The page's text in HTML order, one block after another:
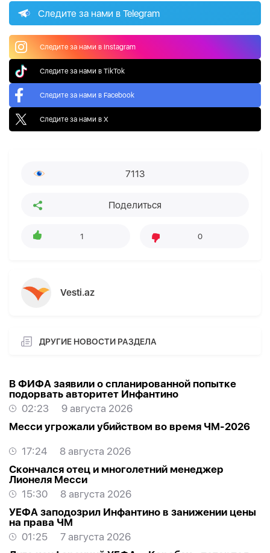
Следите за нами в Telegram
Следите за нами в Instagram
Следите за нами в TikTok
Следите за нами в Facebook
Следите за нами в X
7113
Поделиться
1 0
Vesti.az
ДРУГИЕ НОВОСТИ РАЗДЕЛА
В ФИФА заявили о спланированной попытке
подорвать авторитет Инфантино
02:23
9 августа 2026
Месси угрожали убийством во время ЧМ-2026
17:24
8 августа 2026
Скончался отец и многолетний менеджер
Лионеля Месси
15:30
8 августа 2026
УЕФА заподозрил Инфантино в занижении цены
на права ЧМ
01:25
7 августа 2026